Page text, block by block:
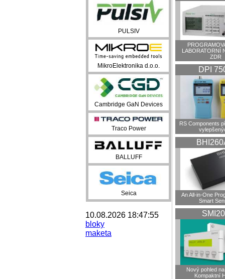
PULSIV
MikroElektronika d.o.o.
Cambridge GaN Devices
Traco Power
BALLUFF
Seica
10.08.2026 18:47:55
bloky
maketa
LABORATORNÍ
ZDR
DPI
RS Components
An All-in-One
Smart
Nový pohled
Kompaktní